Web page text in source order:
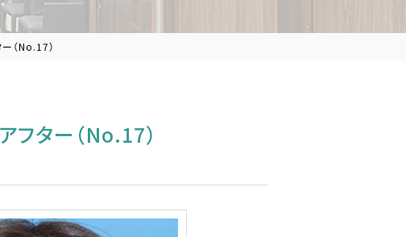
（No.17）
フター（No.17）